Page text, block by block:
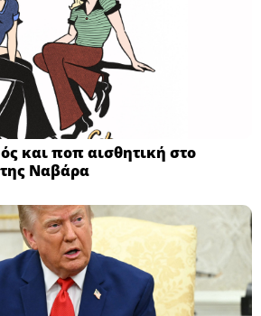
και ποπ αισθητική στο
Ναβάρα